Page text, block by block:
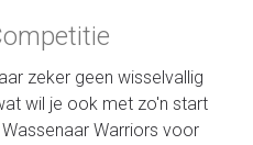
zeker geen wisselvallig
wil je ook met zo'n start
Warriors voor